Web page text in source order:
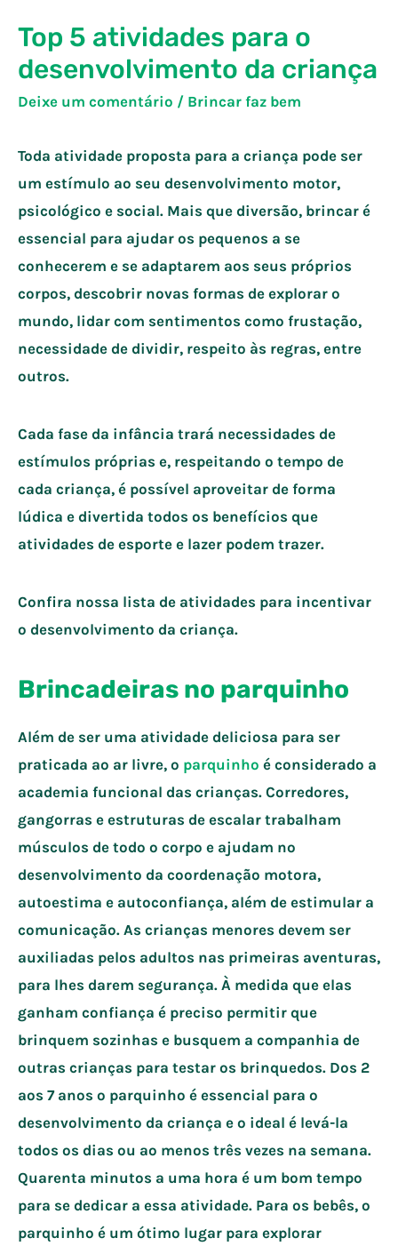
Top 5 atividades para o
desenvolvimento da criança
Deixe um comentário / Brincar faz bem
Toda atividade proposta para a criança pode ser
um estímulo ao seu desenvolvimento motor,
psicológico e social. Mais que diversão, brincar é
essencial para ajudar os pequenos a se
conhecerem e se adaptarem aos seus próprios
corpos, descobrir novas formas de explorar o
mundo, lidar com sentimentos como frustação,
necessidade de dividir, respeito às regras, entre
outros.
Cada fase da infância trará necessidades de
estímulos próprias e, respeitando o tempo de
cada criança, é possível aproveitar de forma
lúdica e divertida todos os benefícios que
atividades de esporte e lazer podem trazer.
Confira nossa lista de atividades para incentivar
o desenvolvimento da criança.
Brincadeiras no parquinho
Além de ser uma atividade deliciosa para ser
praticada ao ar livre, o parquinho é considerado a
academia funcional das crianças. Corredores,
gangorras e estruturas de escalar trabalham
músculos de todo o corpo e ajudam no
desenvolvimento da coordenação motora,
autoestima e autoconfiança, além de estimular a
comunicação. As crianças menores devem ser
auxiliadas pelos adultos nas primeiras aventuras,
para lhes darem segurança. À medida que elas
ganham confiança é preciso permitir que
brinquem sozinhas e busquem a companhia de
outras crianças para testar os brinquedos. Dos 2
aos 7 anos o parquinho é essencial para o
desenvolvimento da criança e o ideal é levá-la
todos os dias ou ao menos três vezes na semana.
Quarenta minutos a uma hora é um bom tempo
para se dedicar a essa atividade. Para os bebês, o
parquinho é um ótimo lugar para explorar